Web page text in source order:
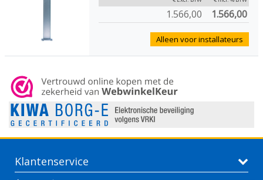
1.566,00 1.566,00
Alleen voor installateurs
Klantenservice